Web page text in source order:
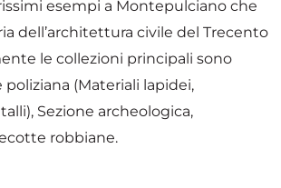
esempi a Montepulciano che
dell’architettura civile del Trecento
le collezioni principali sono
(Materiali lapidei,
Sezione archeologica,
robbiane.